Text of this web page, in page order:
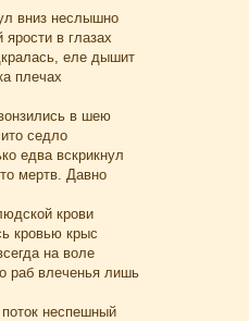
вниз неслышно
в глазах
еле дышит
плечах
в шею
седло
едва вскрикнул
мертв. Давно
крови
кровью крыс
на воле
раб влеченья лишь
неспешный